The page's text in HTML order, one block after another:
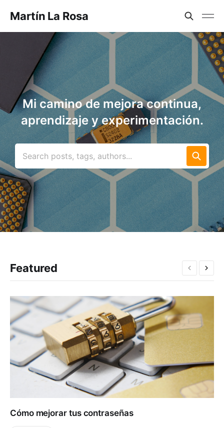
Martín La Rosa
Mi camino de mejora continua,
aprendizaje y experimentación.
Search posts, tags, authors...
Featured
Cómo mejorar tus contraseñas